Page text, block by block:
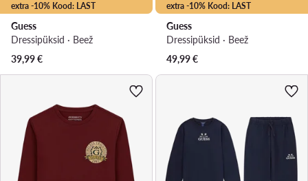
extra -10% Kood: LAST
Guess
Dressipüksid · Beež
39,99€
extra -10% Kood: LAST
Guess
Dressipüksid · Beež
49,99€